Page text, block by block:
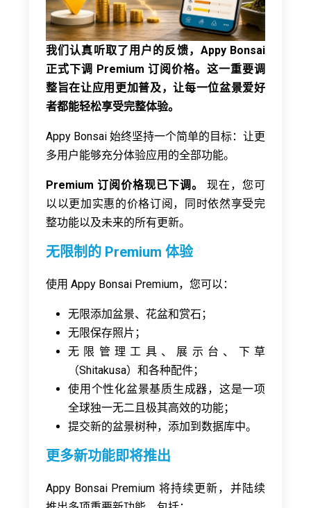
我们认真听取了用户的反馈，Appy Bonsai
正式下调 Premium 订阅价格。这一重要调
整旨在让应用更加普及，让每一位盆景爱好
者都能轻松享受完整体验。
Appy Bonsai 始终坚持一个简单的目标：让更
多用户能够充分体验应用的全部功能。
Premium 订阅价格现已下调。
现在，您可
以以更加实惠的价格订阅，同时依然享受完
整功能以及未来的所有更新。
无限制的 Premium 体验
使用 Appy Bonsai Premium，您可以：
无限添加盆景、花盆和赏石；
无限保存照片；
无限管理工具、展示台、下草
（Shitakusa）和各种配件；
使用个性化盆景基质生成器，这是一项
全球独一无二且极其高效的功能；
提交新的盆景树种，添加到数据库中。
更多新功能即将推出
Appy Bonsai Premium 将持续更新，并陆续